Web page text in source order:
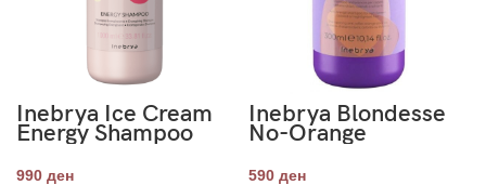
Inebrya Ice Cream
Energy Shampoo
1000ml
990 ден
Inebrya Blondesse
No-Orange
Shampoo 300ml
590 ден